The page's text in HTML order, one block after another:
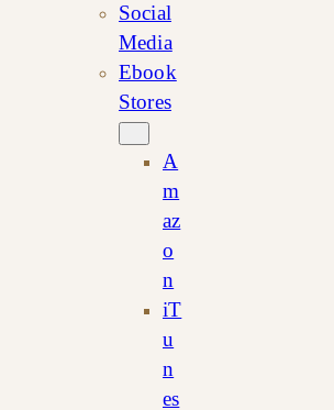
Social
Media
Ebook
Stores
A
m
az
o
n
iT
u
n
es